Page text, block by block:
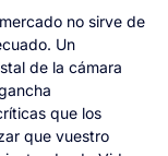
no sirve de
Un
de la cámara
que los
que vuestro